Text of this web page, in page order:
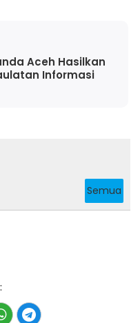
Aceh Hasilkan
Informasi
Semua